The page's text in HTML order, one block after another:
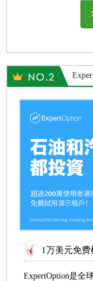
1万美元免费
ExpertOption是全